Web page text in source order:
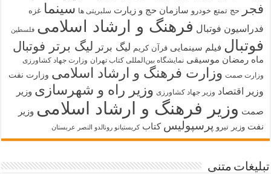
فجر
حج تمتع خودرو سازمان حج و زیارت سلبریتی ها سینما غزه
فدراسیون فوتبال فرهنگ و ارشاد اسلامی فلسطین
فوتبال فیلم سینمایی قرآن کریم لیگ برتر لیگ برتر فوتبال
ماه رمضان موسیقی نمایشگاه بین‌المللی کتاب تهران وزارت جهاد کشاورزی
وزارت صمت وزارت فرهنگ و ارشاد اسلامی وزارت نفت
وزیر اقتصاد وزیر جهاد کشاورزی وزیر راه و شهرسازی وزیر
صمت وزیر فرهنگ و ارشاد اسلامی وزیر
نفت وزیر نیرو پرسپولیس کتاب کریستیانو رونالدو النصر عربستان
تبلیغات متنی